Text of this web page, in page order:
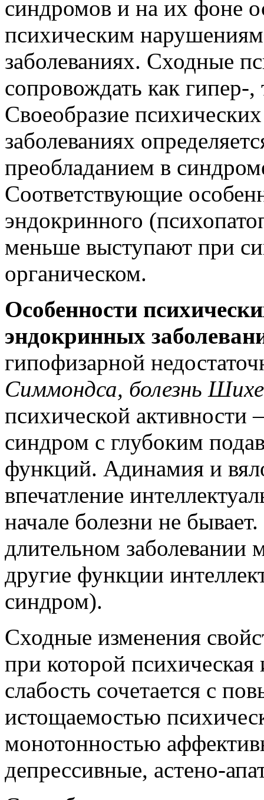
синдромов и на их фоне
психическим
заболеваниях. Сходные
сопровождать как
Своеобразие
заболеваниях
преобладанием в
Соответствующие
эндокринного
меньше выступают при
органическом.
Особенности
эндокринных
гипофизарной
Симмондса, болезнь
психической
синдром с глубоким
функций. Адинамия и
впечатление
начале болезни не
длительном заболевании
другие функции
синдром).
Сходные изменения
при которой
слабость сочетается с
истощаемостью
монотонностью
депрессивные, астено-